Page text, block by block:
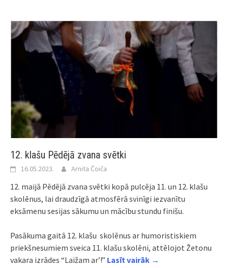
12. klašu Pēdējā zvana svētki
16.05.2023. Arnita Čoiča
12. maijā Pēdējā zvana svētki kopā pulcēja 11. un 12. klašu
skolēnus, lai draudzīgā atmosfērā svinīgi iezvanītu
eksāmenu sesijas sākumu un mācību stundu finišu.
Pasākuma gaitā 12. klašu skolēnus ar humoristiskiem
priekšnesumiem sveica 11. klašu skolēni, attēlojot Žetonu
vakara izrādes “Laižam ar’!” Lasīt vairāk →